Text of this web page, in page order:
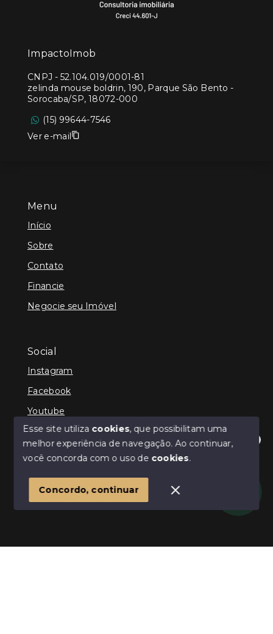
Menu
Início
Sobre
Contato
Financie
Negocie seu Imóvel
Social
Instagram
Facebook
Youtube
© Copyright 2026 - ImpactoImob - Todos os direitos
SITE PARA IMOBILIARIA
ImpactoImob
CNPJ - 52.104.019/0001-81
zelinda mouse boldrin, 190, Parque São Bento -
Sorocaba/SP, 18072-000
(15) 99644-7546
Ver e-mail
Olá! Estamos disponíveis para te ajudar.
Esse site utiliza cookies, que possibilitam uma
melhor experiência de navegação.Ao continuar,
você concorda com o uso de cookies.
Concordo, continuar